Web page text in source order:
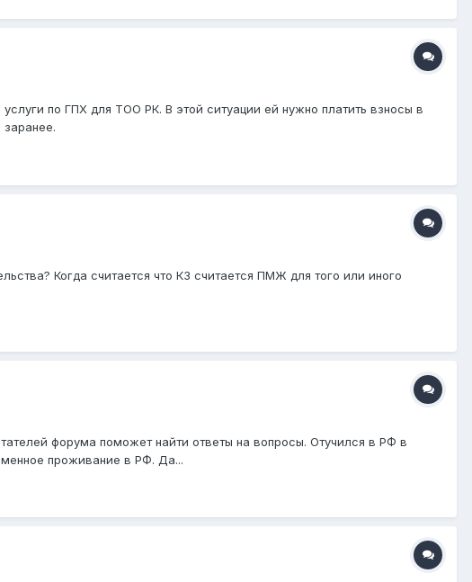
по ГПХ для ТОО РК. В этой ситуации ей нужно платить взносы в
Когда считается что КЗ считается ПМЖ для того или иного
форума поможет найти ответы на вопросы. Отучился в РФ в
проживание в РФ. Да...